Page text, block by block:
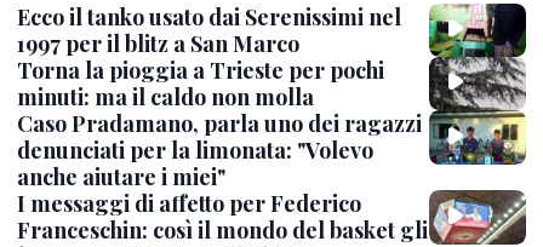
Ecco il tanko usato dai Serenissimi nel
1997 per il blitz a San Marco
Torna la pioggia a Trieste per pochi
minuti: ma il caldo non molla
Caso Pradamano, parla uno dei ragazzi
denunciati per la limonata: "Volevo
anche aiutare i miei"
I messaggi di affetto per Federico
Franceschin: così il mondo del basket gli